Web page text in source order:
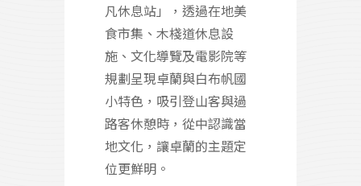
凡休息站」，透過在地美
食市集、木棧道休息設
施、文化導覽及電影院等
規劃呈現卓蘭與白布帆國
小特色，吸引登山客與過
路客休憩時，從中認識當
地文化，讓卓蘭的主題定
位更鮮明。